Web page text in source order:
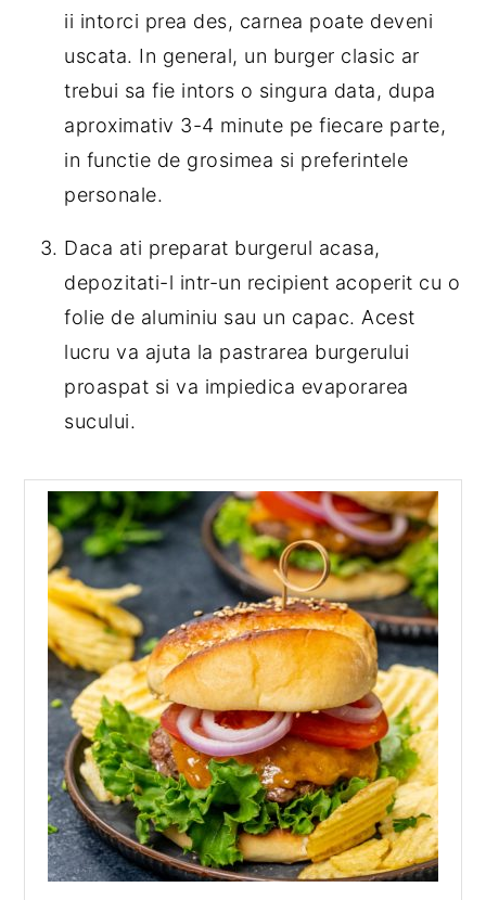
ii intorci prea des, carnea poate deveni
uscata. In general, un burger clasic ar
trebui sa fie intors o singura data, dupa
aproximativ 3-4 minute pe fiecare parte,
in functie de grosimea si preferintele
personale.
Daca ati preparat burgerul acasa,
depozitati-l intr-un recipient acoperit cu o
folie de aluminiu sau un capac. Acest
lucru va ajuta la pastrarea burgerului
proaspat si va impiedica evaporarea
sucului.